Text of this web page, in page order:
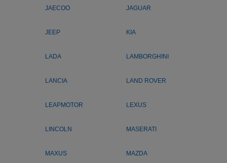
JAECOO JAGUAR
JEEP KIA
LADA LAMBORGHINI
LANCIA LAND ROVER
LEAPMOTOR LEXUS
LINCOLN MASERATI
MAXUS MAZDA